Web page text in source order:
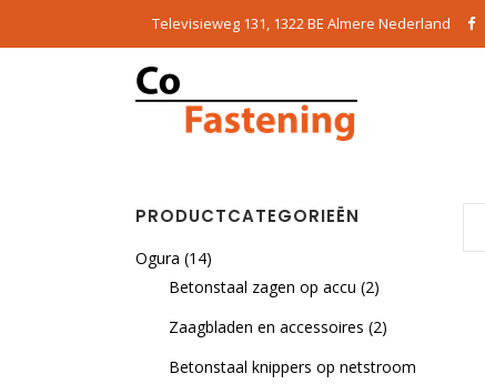
Televisieweg 131, 1322 BE Almere Nederland
PRODUCTCATEGORIEËN
Ogura (14)
Betonstaal zagen op accu (2)
Zaagbladen en accessoires (2)
Betonstaal knippers op netstroom